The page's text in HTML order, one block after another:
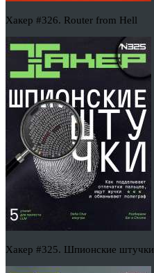
Хакер #326. Router from Hell
Хакер #325. Шпионские штучки